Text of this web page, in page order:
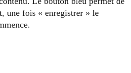
une fois « enregistrer » le